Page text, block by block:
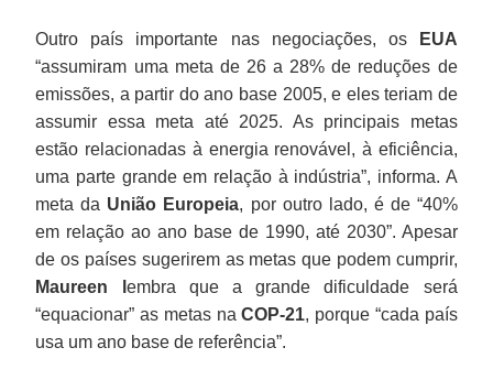
Outro país importante nas negociações, os
EUA
“assumiram uma meta de 26 a 28% de reduções de
emissões, a partir do ano base 2005, e eles teriam de
assumir essa meta até 2025. As principais metas
estão relacionadas à energia renovável, à eficiência,
uma parte grande em relação à indústria”, informa. A
meta da União Europeia, por outro lado, é de “40%
em relação ao ano base de 1990, até 2030”. Apesar
de os países sugerirem as metas que podem cumprir,
Maureen l embra que a grande dificuldade será
“equacionar” as metas na COP-21, porque “cada país
usa um ano base de referência”.